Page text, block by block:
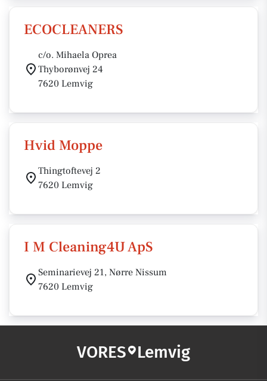
ECOCLEANERS
c/o. Mihaela Oprea
Thyborønvej 24
7620 Lemvig
Hvid Moppe
Thingtoftevej 2
7620 Lemvig
I M Cleaning4U ApS
Seminarievej 21, Nørre Nissum
7620 Lemvig
VORES Lemvig